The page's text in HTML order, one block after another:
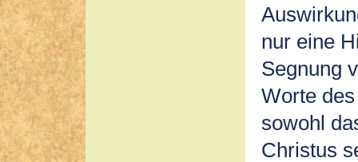
nur eine
Segnung
Worte
sowohl
Christus